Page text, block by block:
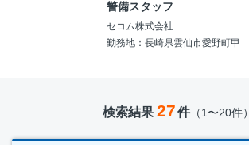
警備スタッフ
セコム株式会社
勤務地：長崎県雲仙市愛野町甲
検索結果 27件（1〜20件）